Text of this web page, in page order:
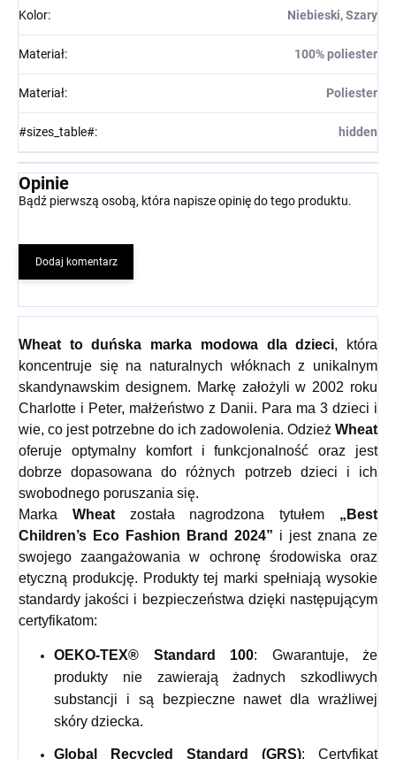
Kolor: Niebieski, Szary
Materiał: 100% poliester
Materiał: Poliester
#sizes_table#: hidden
Opinie
Bądź pierwszą osobą, która napisze opinię do tego produktu.
Dodaj komentarz
Wheat to duńska marka modowa dla dzieci, która
koncentruje się na naturalnych włóknach z unikalnym
skandynawskim designem. Markę założyli w 2002 roku
Charlotte i Peter, małżeństwo z Danii. Para ma 3 dzieci i
wie, co jest potrzebne do ich zadowolenia. Odzież Wheat
oferuje optymalny komfort i funkcjonalność oraz jest
dobrze dopasowana do różnych potrzeb dzieci i ich
swobodnego poruszania się.
Marka Wheatzostała nagrodzona tytułem „Best
Children’s Eco Fashion Brand 2024” i jest znana ze
swojego zaangażowania w ochronę środowiska oraz
etyczną produkcję. Produkty tej marki spełniają wysokie
standardy jakości i bezpieczeństwa dzięki następującym
certyfikatom:
OEKO-TEX® Standard 100: Gwarantuje, że
produkty nie zawierają żadnych szkodliwych
substancji i są bezpieczne nawet dla wrażliwej
skóry dziecka.
Global Recycled Standard (GRS): Certyfikat